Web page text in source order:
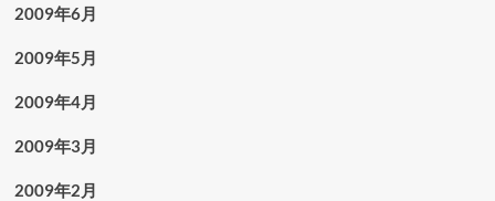
2009年6月
2009年5月
2009年4月
2009年3月
2009年2月